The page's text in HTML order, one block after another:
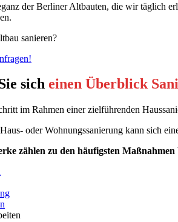
der Berliner Altbauten, die wir täglich
sanieren?
sich einen Überblick
im Rahmen einer zielführenden
oder Wohnungssanierung kann sich
zählen zu den häufigsten